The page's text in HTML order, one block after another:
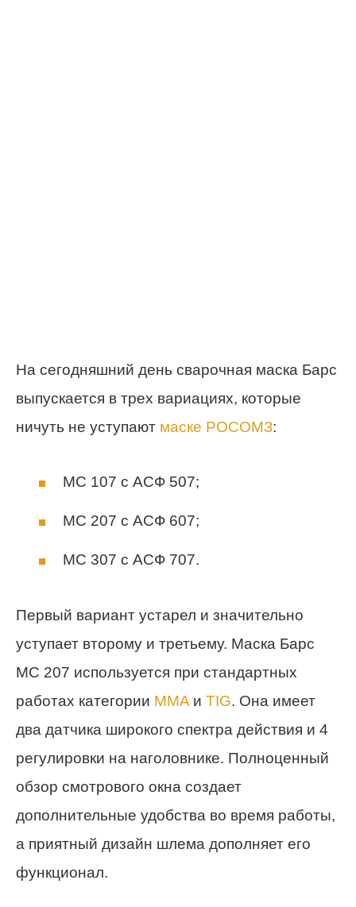
На сегодняшний день сварочная маска Барс
выпускается в трех вариациях, которые
ничуть не уступают маске РОСОМЗ:
МС 107 с АСФ 507;
МС 207 с АСФ 607;
МС 307 с АСФ 707.
Первый вариант устарел и значительно
уступает второму и третьему. Маска Барс
МС 207 используется при стандартных
работах категории MMAи TIG. Она имеет
два датчика широкого спектра действия и 4
регулировки на наголовнике. Полноценный
обзор смотрового окна создает
дополнительные удобства во время работы,
а приятный дизайн шлема дополняет его
функционал.